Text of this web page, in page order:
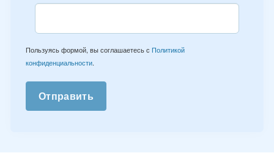
Пользуясь формой, вы соглашаетесь с Политикой
конфиденциальности.